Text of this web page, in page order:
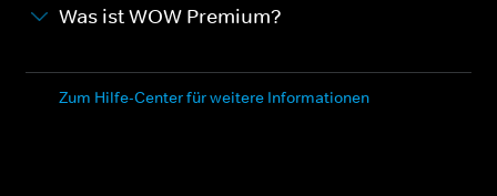
Was ist WOW Premium?
Zum Hilfe-Center für weitere Informationen